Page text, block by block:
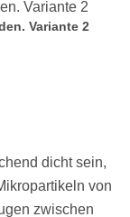
Variante 2
dicht sein,
von
zwischen